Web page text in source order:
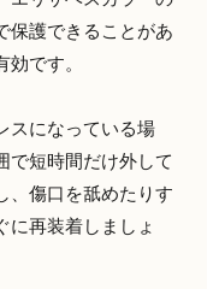
保護できることがあ
です。
スになっている場
で短時間だけ外して
、傷口を舐めたりす
に再装着しましょ